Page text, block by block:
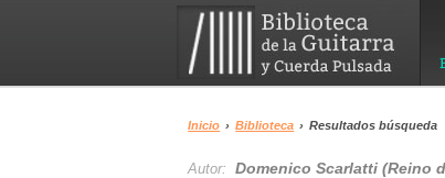
Inicio › Biblioteca › Resultados búsqueda
Autor:Domenico Scarlatti (Reino